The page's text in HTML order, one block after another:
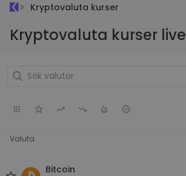
Kryptovaluta kurser
Kryptovaluta kurser live
Valuta
Bitcoin